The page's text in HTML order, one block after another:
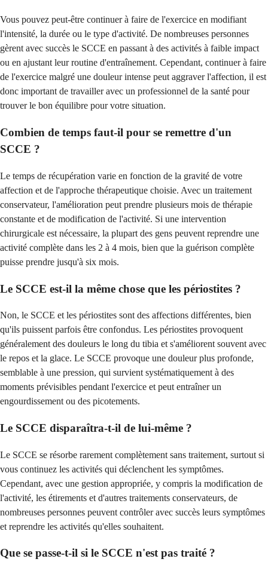
Vous pouvez peut-être continuer à faire de l'exercice en modifiant
l'intensité, la durée ou le type d'activité. De nombreuses personnes
gèrent avec succès le SCCE en passant à des activités à faible impact
ou en ajustant leur routine d'entraînement. Cependant, continuer à faire
de l'exercice malgré une douleur intense peut aggraver l'affection, il est
donc important de travailler avec un professionnel de la santé pour
trouver le bon équilibre pour votre situation.
Combien de temps faut-il pour se remettre d'un
SCCE ?
Le temps de récupération varie en fonction de la gravité de votre
affection et de l'approche thérapeutique choisie. Avec un traitement
conservateur, l'amélioration peut prendre plusieurs mois de thérapie
constante et de modification de l'activité. Si une intervention
chirurgicale est nécessaire, la plupart des gens peuvent reprendre une
activité complète dans les 2 à 4 mois, bien que la guérison complète
puisse prendre jusqu'à six mois.
Le SCCE est-il la même chose que les périostites ?
Non, le SCCE et les périostites sont des affections différentes, bien
qu'ils puissent parfois être confondus. Les périostites provoquent
généralement des douleurs le long du tibia et s'améliorent souvent avec
le repos et la glace. Le SCCE provoque une douleur plus profonde,
semblable à une pression, qui survient systématiquement à des
moments prévisibles pendant l'exercice et peut entraîner un
engourdissement ou des picotements.
Le SCCE disparaîtra-t-il de lui-même ?
Le SCCE se résorbe rarement complètement sans traitement, surtout si
vous continuez les activités qui déclenchent les symptômes.
Cependant, avec une gestion appropriée, y compris la modification de
l'activité, les étirements et d'autres traitements conservateurs, de
nombreuses personnes peuvent contrôler avec succès leurs symptômes
et reprendre les activités qu'elles souhaitent.
Que se passe-t-il si le SCCE n'est pas traité ?